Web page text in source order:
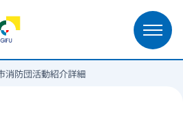
消防団活動紹介詳細